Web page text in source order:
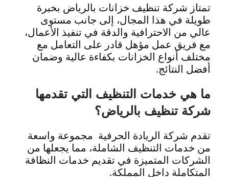
تمتاز شركة تنظيف خزانات بالرياض بخبرة
طويلة في هذا المجال، إلى جانب مستوى
عالي من الاحترافية والدقة في تنفيذ الأعمال،
مع فريق عمل مؤهل قادر على التعامل مع
مختلف أنواع الخزانات بكفاءة عالية وضمان
أفضل النتائج.
ما هي خدمات التنظيف التي تقدمها
شركة تنظيف بالرياض؟
تقدم شركة الريادة الحرفية مجموعة واسعة
من خدمات التنظيف الشاملة، مما يجعلها من
الشركات المتميزة في تقديم خدمات النظافة
المتكاملة داخل المملكة.